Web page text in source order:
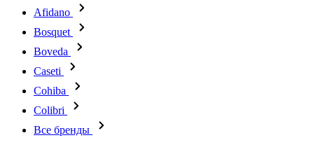
Afidano
Bosquet
Boveda
Caseti
Cohiba
Colibri
Все бренды